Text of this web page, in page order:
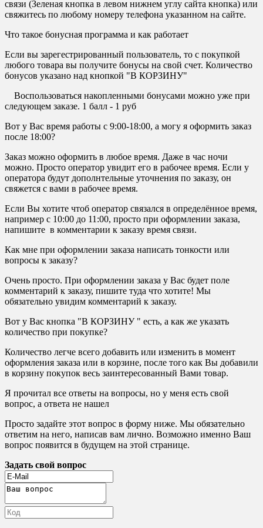
связи (Зеленая кнопка в левом нижнем углу сайта кнопка) или
свяжитесь по любому номеру телефона указанном на сайте.
Что такое бонусная программа и как работает
Если вы зарегестрированный пользователь, то с покупкой
любого товара вы получите бонусы на свой счет. Количество
бонусов указано над кнопкой "В КОРЗИНУ"
Воспользоваться накопленными бонусами можно уже при
следующем заказе. 1 балл - 1 руб
Вот у Вас время работы с 9:00-18:00, а могу я оформить заказ
после 18:00?
Заказ можно оформить в любое время. Даже в час ночи
можно. Просто оператор увидит его в рабочее время. Если у
оператора будут дополнтельные уточнения по заказу, он
свяжется с вами в рабочее время.
Если Вы хотите чтоб оператор связался в определённое время,
например с 10:00 до 11:00, просто при оформлении заказа,
напишите в комментарии к заказу время связи.
Как мне при оформлении заказа написать тонкости или
вопросы к заказу?
Очень просто. При оформлении заказа у Вас будет поле
комментарий к заказу, пишите туда что хотите! Мы
обязательно увидим комментарий к заказу.
Вот у Вас кнопка "В КОРЗИНУ " есть, а как же указать
количество при покупке?
Количество легче всего добавить или изменить в момент
оформления заказа или в корзине, после того как Вы добавили
в корзину покупок весь заинтересованный Вами товар.
Я прочитал все ответы на вопросы, но у меня есть свой
вопрос, а ответа не нашел
Просто задайте этот вопрос в форму ниже. Мы обязательно
ответим на него, написав вам лично. Возможно именно Ваш
вопрос появится в будущем на этой странице.
Задать свой вопрос